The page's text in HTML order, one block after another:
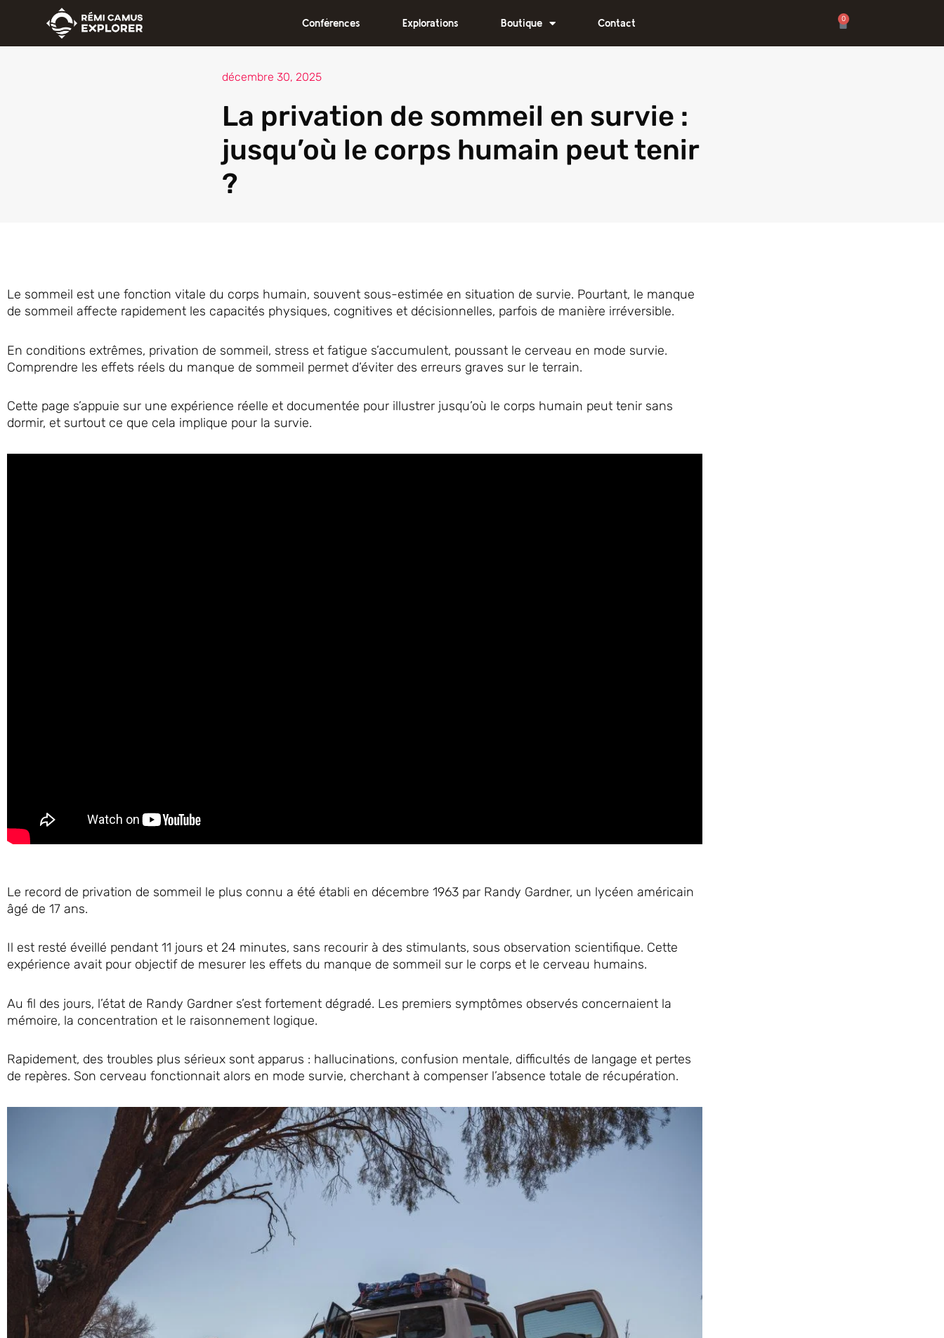
Conférences Explorations Boutique Contact 0
Panier
décembre 30, 2025
La privation de sommeil en survie :
jusqu’où le corps humain peut tenir
?
Le sommeil est une fonction vitale du corps humain, souvent sous-estimée en situation de survie. Pourtant, le manque
de sommeil affecte rapidement les capacités physiques, cognitives et décisionnelles, parfois de manière irréversible.
En conditions extrêmes, privation de sommeil, stress et fatigue s’accumulent, poussant le cerveau en mode survie.
Comprendre les effets réels du manque de sommeil permet d’éviter des erreurs graves sur le terrain.
Cette page s’appuie sur une expérience réelle et documentée pour illustrer jusqu’où le corps humain peut tenir sans
dormir, et surtout ce que cela implique pour la survie.
Le record de privation de sommeil le plus connu a été établi en décembre 1963 par Randy Gardner, un lycéen américain
âgé de 17 ans.
Il est resté éveillé pendant 11 jours et 24 minutes, sans recourir à des stimulants, sous observation scientifique. Cette
expérience avait pour objectif de mesurer les effets du manque de sommeil sur le corps et le cerveau humains.
Au fil des jours, l’état de Randy Gardner s’est fortement dégradé. Les premiers symptômes observés concernaient la
mémoire, la concentration et le raisonnement logique.
Rapidement, des troubles plus sérieux sont apparus : hallucinations, confusion mentale, difficultés de langage et pertes
de repères. Son cerveau fonctionnait alors en mode survie, cherchant à compenser l’absence totale de récupération.